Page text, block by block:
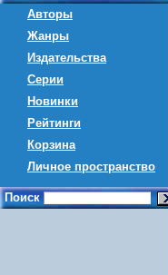
Авторы
Жанры
Издательства
Серии
Новинки
Рейтинги
Корзина
Личное пространство
Поиск